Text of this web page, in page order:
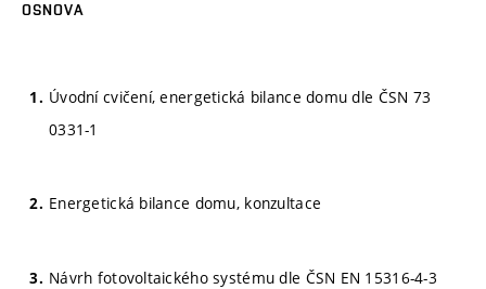
OSNOVA
Úvodní cvičení, energetická bilance domu dle ČSN 73
0331-1
Energetická bilance domu, konzultace
Návrh fotovoltaického systému dle ČSN EN 15316-4-3